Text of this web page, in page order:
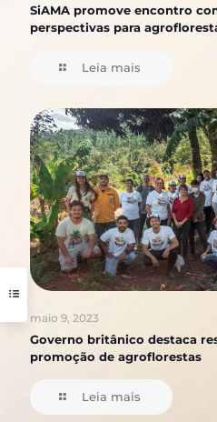
SiAMA promove encontro
perspectivas para
Leia mais
maio 9, 2023
Governo britânico destaca
promoção de agroflorestas
Leia mais